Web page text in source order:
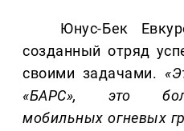
Юнус-Бек
созданный отряд
своими задачами.
«БАРС», это
мобильных огневых